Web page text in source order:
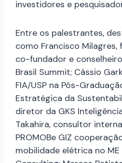
investidores e
Entre os palestrantes,
como Francisco Milagres,
co-fundador e
Brasil Summit; Cássio
FIA/USP na Pós-
Estratégica da
diretor da GKS
Takahira, consultor
PROMOBe GIZ
mobilidade elétrica no ME